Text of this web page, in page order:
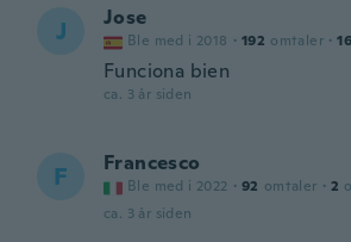
J Jose
Ble med i 2018 · 192 omtaler ·
Funciona bien
ca. 3 år siden
F Francesco
Ble med i 2022 · 92 omtaler · 2
ca. 3 år siden